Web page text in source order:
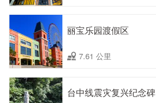
丽宝乐园渡假区
7.61 公里
台中线震灾复兴纪念碑